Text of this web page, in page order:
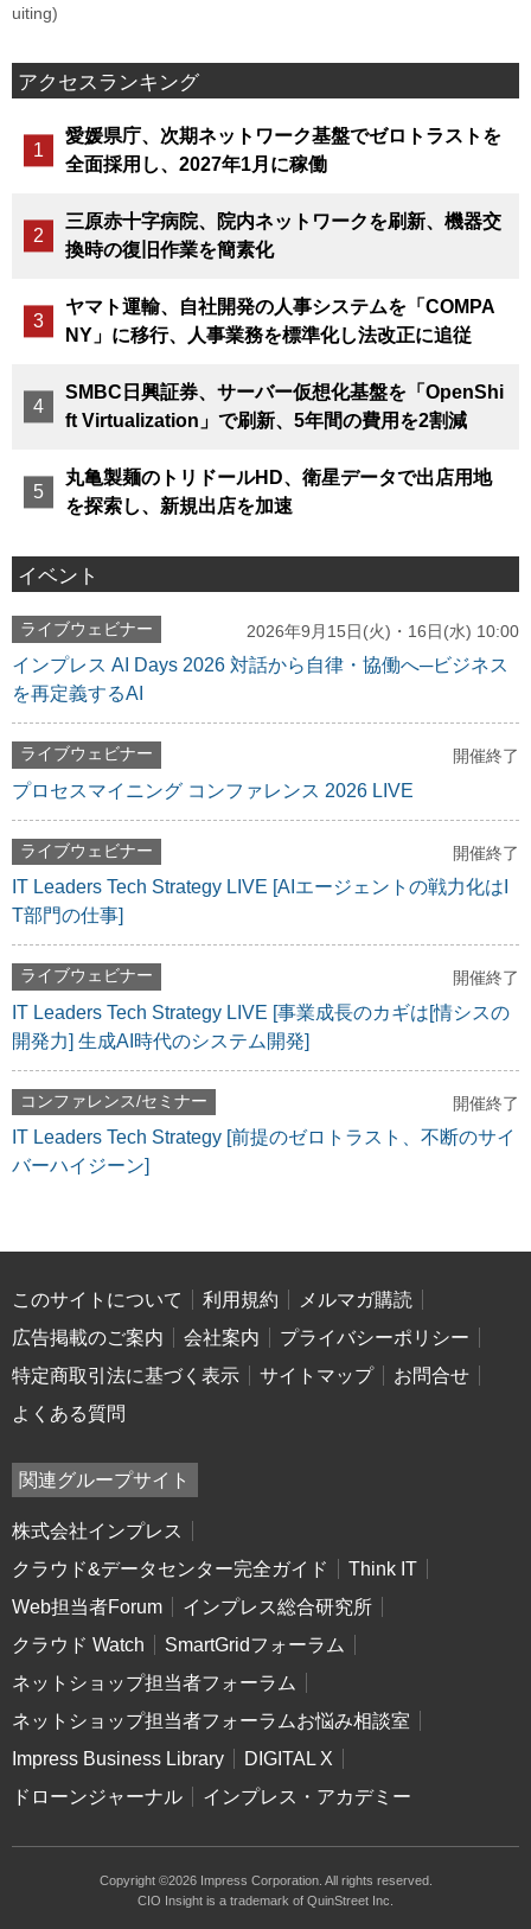
uiting)
アクセスランキング
愛媛県庁、次期ネットワーク基盤でゼロトラストを
全面採用し、2027年1月に稼働
三原赤十字病院、院内ネットワークを刷新、機器交
換時の復旧作業を簡素化
ヤマト運輸、自社開発の人事システムを「COMPA
NY」に移行、人事業務を標準化し法改正に追従
SMBC日興証券、サーバー仮想化基盤を「OpenShi
ft Virtualization」で刷新、5年間の費用を2割減
丸亀製麺のトリドールHD、衛星データで出店用地
を探索し、新規出店を加速
イベント
ライブウェビナー 2026年9月15日(火)・16日(水) 10:00
インプレス AI Days 2026 対話から自律・協働へ─ビジネス
を再定義するAI
ライブウェビナー 開催終了
プロセスマイニング コンファレンス 2026 LIVE
ライブウェビナー 開催終了
IT Leaders Tech Strategy LIVE [AIエージェントの戦力化はI
T部門の仕事]
ライブウェビナー 開催終了
IT Leaders Tech Strategy LIVE [事業成長のカギは[情シスの
開発力] 生成AI時代のシステム開発]
コンファレンス/セミナー 開催終了
IT Leaders Tech Strategy [前提のゼロトラスト、不断のサイ
バーハイジーン]
このサイトについて 利用規約
メルマガ購読
広告掲載のご案内
会社案内
プライバシーポリシー
特定商取引法に基づく表示
サイトマップ
お問合せ
よくある質問
関連グループサイト
株式会社インプレス
クラウド&データセンター完全ガイド
Think IT
Web担当者Forum
インプレス総合研究所
クラウド Watch
SmartGridフォーラム
ネットショップ担当者フォーラム
ネットショップ担当者フォーラムお悩み相談室
Impress Business Library
DIGITAL X
ドローンジャーナル
インプレス・アカデミー
Copyright ©2026 Impress Corporation. All rights reserved.
CIO Insight is a trademark of QuinStreet Inc.